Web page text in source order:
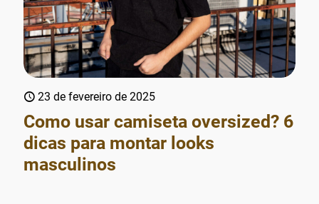
23 de fevereiro de 2025
Como usar camiseta oversized? 6
dicas para montar looks
masculinos